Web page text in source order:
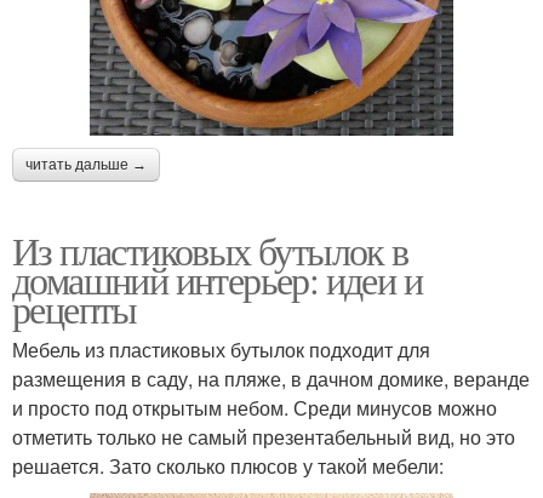
читать дальше →
Из пластиковых бутылок в
домашний интерьер: идеи и
рецепты
Мебель из пластиковых бутылок подходит для
размещения в саду, на пляже, в дачном домике, веранде
и просто под открытым небом. Среди минусов можно
отметить только не самый презентабельный вид, но это
решается. Зато сколько плюсов у такой мебели: